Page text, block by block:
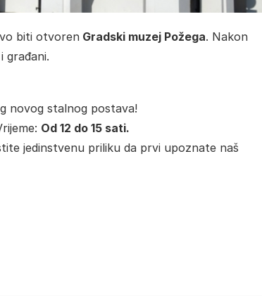
biti otvoren Gradski muzej Požega. Nakon
građani.
novog stalnog postava!
Od 12 do 15 sati.
jedinstvenu priliku da prvi upoznate naš